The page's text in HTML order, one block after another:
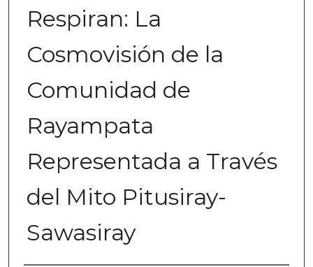
Respiran: La
Cosmovisión de la
Comunidad de
Rayampata
Representada a Través
del Mito Pitusiray-
Sawasiray